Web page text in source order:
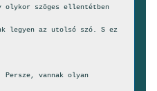
olykor szöges ellentétben
legyen az utolsó szó. S ez
vannak olyan